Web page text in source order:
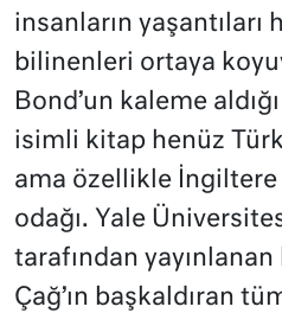
insanların yaşantıları
bilinenleri ortaya
Bond’un kaleme
isimli kitap henüz
ama özellikle İngiltere
odağı. Yale
tarafından
Çağ’ın başkaldıran